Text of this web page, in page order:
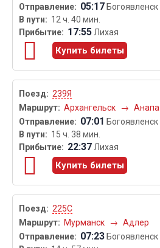
05:17 Богоявленск
12 ч. 40 мин.
17:55Лихая
Купить билеты
239Я
Архангельск
→ Анапа
07:01 Богоявленск
15 ч. 38 мин.
22:37Лихая
Купить билеты
225С
Мурманск
→ Адлер
07:23 Богоявленск